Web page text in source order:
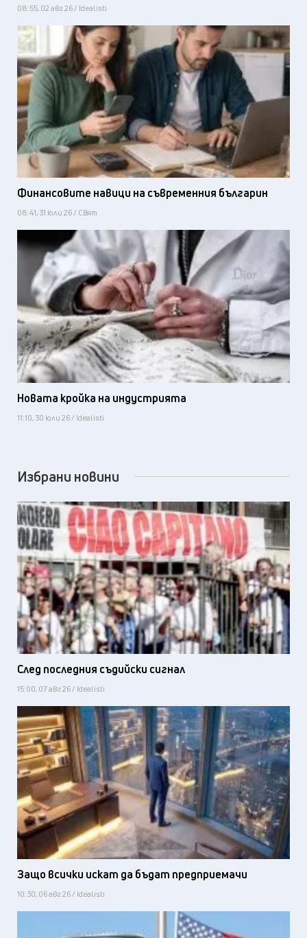
08:55, 02 авг 26 / Idealisti
Финансовите навици на съвременния българин
08:41, 31 юли 26 / Свят
Новата кройка на индустрията
11:10, 30 юли 26 / Idealisti
Избрани новини
След последния съдийски сигнал
15:00, 07 авг 26 / Idealisti
Защо всички искат да бъдат предприемачи
10:30, 06 авг 26 / Idealisti